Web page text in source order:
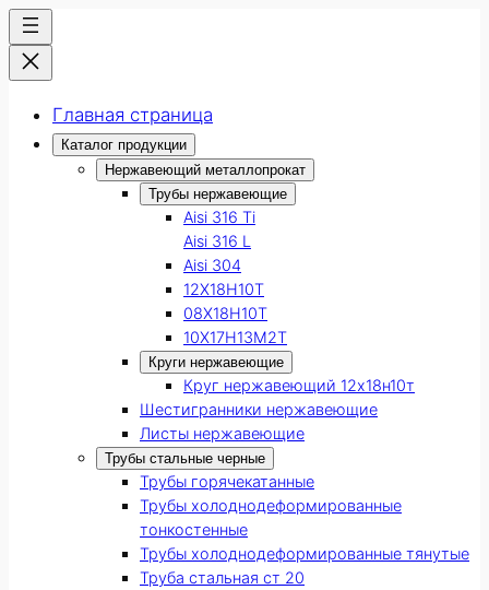
Главная страница
Каталог продукции
Нержавеющий металлопрокат
Трубы нержавеющие
Aisi 316 Ti
Aisi 316 L
Aisi 304
12Х18Н10Т
08Х18Н10Т
10Х17Н13М2Т
Круги нержавеющие
Круг нержавеющий 12х18н10т
Шестигранники нержавеющие
Листы нержавеющие
Трубы стальные черные
Трубы горячекатанные
Трубы холоднодеформированные
тонкостенные
Трубы холоднодеформированные тянутые
Труба стальная ст 20